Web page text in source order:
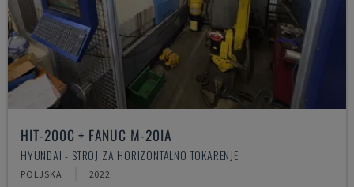
HIT-200C + FANUC M-20IA
HYUNDAI - STROJ ZA HORIZONTALNO TOKARENJE
POLJSKA 2022